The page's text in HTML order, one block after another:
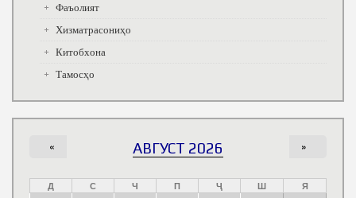
Фаъолият
Хизматрасониҳо
Китобхона
Тамосҳо
АВГУСТ 2026
« »
Д С Ч П Ҷ Ш
Я